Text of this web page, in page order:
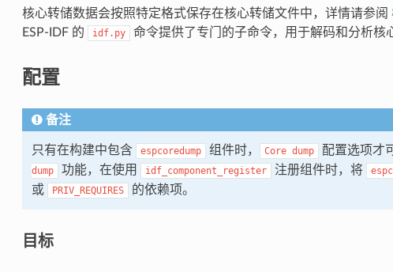
核心转储数据会按照特定格式保存在核心转储文件中，详情请参阅
ESP-IDF 的
idf.py 命令提供了专门的子命令，用于解码和分析核
配置
备注
只有在构建中包含 espcoredump 组件时， Core dump 配置选项才
dump
功能，在使用 idf_component_register 注册组件时，将
或 PRIV_REQUIRES 的依赖项。
目标